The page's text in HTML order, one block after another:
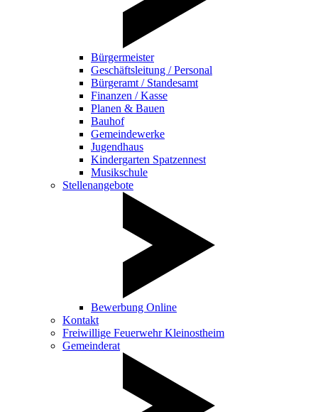
Bürgermeister
Geschäftsleitung / Personal
Bürgeramt / Standesamt
Finanzen / Kasse
Planen & Bauen
Bauhof
Gemeindewerke
Jugendhaus
Kindergarten Spatzennest
Musikschule
Stellenangebote
Bewerbung Online
Kontakt
Freiwillige Feuerwehr Kleinostheim
Gemeinderat